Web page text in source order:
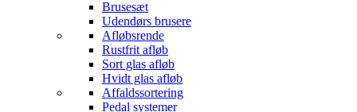
Brusesæt
Udendørs brusere
Afløbsrende
Rustfrit afløb
Sort glas afløb
Hvidt glas afløb
Affaldssortering
Pedal systemer